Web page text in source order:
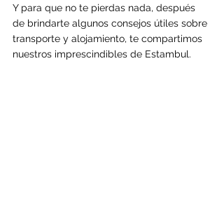
Y para que no te pierdas nada, después
de brindarte algunos consejos útiles sobre
transporte y alojamiento, te compartimos
nuestros imprescindibles de Estambul.